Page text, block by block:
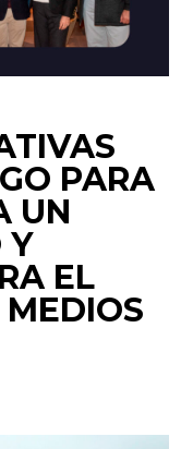
PARA
UN
Y
EL